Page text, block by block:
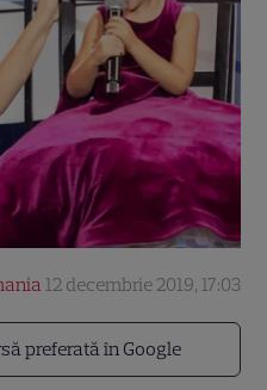
preferată în Google
12 decembrie 2019, 17:03